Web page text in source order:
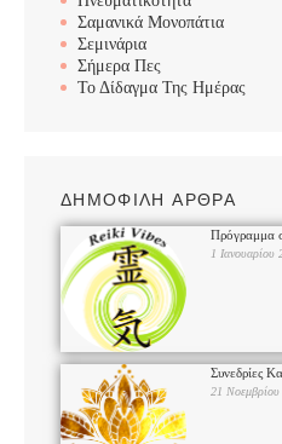
Σαμανικά Μονοπάτια
Σεμινάρια
Σήμερα Πες
Το Δίδαγμα Της Ημέρας
ΔΗΜΟΦΙΛΗ ΑΡΘΡΑ
Πρόγραμμα
1 Ιανουαρίου
Συνεδρίες
21